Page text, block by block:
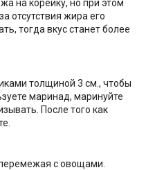
на корейку, но при этом
отсутствия жира его
тогда вкус станет более
толщиной 3 см., чтобы
маринад, маринуйте
После того как
с овощами.